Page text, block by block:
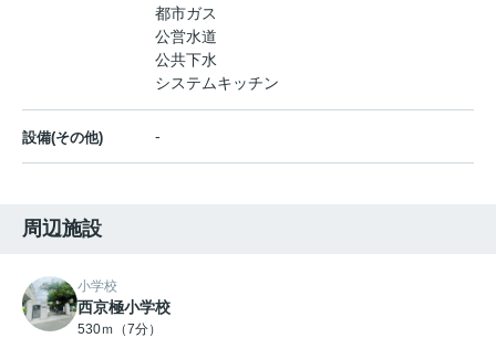
都市ガス
公営水道
公共下水
システムキッチン
設備(その他) -
周辺施設
小学校
西京極小学校
530ｍ（7分）